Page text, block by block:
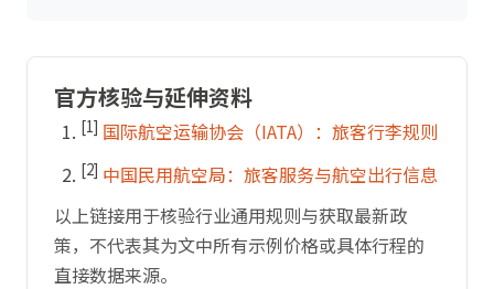
官方核验与延伸资料
[1] 国际航空运输协会（IATA）：旅客行李规则
[2] 中国民用航空局：旅客服务与航空出行信息
以上链接用于核验行业通用规则与获取最新政
策，不代表其为文中所有示例价格或具体行程的
直接数据来源。